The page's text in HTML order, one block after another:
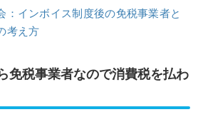
：インボイス制度後の免税事業者と
考え⽅
免税事業者なので消費税を払わ